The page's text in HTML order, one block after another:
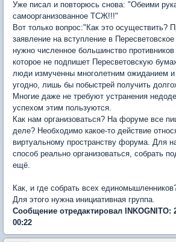
Уже писал и повторюсь снова: "Обеими
самоорганизованное ТСЖ!!!"
Вот только вопрос:"Как это осуществить?
заявление на вступление в
нужно численное большинство
которое не подпишет Пересветовскую
люди измученны многолетним ожиданием и
угодно, лишь бы побыстрей получить
Многие даже не требуют устранения
успехом этим пользуются.
Как нам организоваться? На форуме все
деле? Необходимо какое-то действие
виртуальному пространству форума. Для
способ реально организоваться, собрать
ещё.
Как, и где собрать всех
Для этого нужна инициативная группа.
Сообщение отредактировал INKOGNITO:
00:22